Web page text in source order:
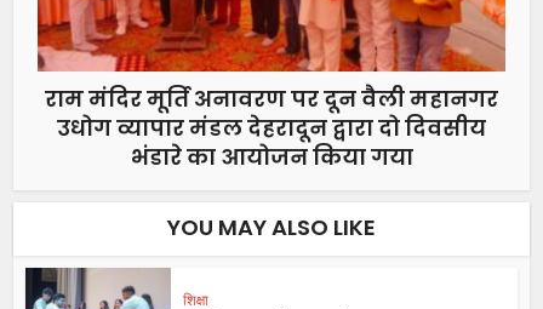
राम मंदिर मूर्ति अनावरण पर दून वैली महानगर
उधोग व्यापार मंडल देहरादून द्वारा दो दिवसीय
भंडारे का आयोजन किया गया
YOU MAY ALSO LIKE
शिक्षा